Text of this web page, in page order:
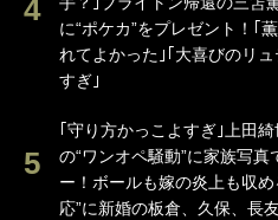
に“ポケカ”をプレゼント！｢
れてよかった｣｢大喜びのリ
すぎ｣
｢守り方かっこよすぎ｣上田
の“ワンオペ騒動”に家族写真
ー！ボールも嫁の炎上も収め
応”に新婚の板倉、久保、長